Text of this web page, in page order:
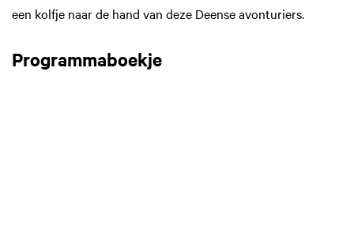
een kolfje naar de hand van deze Deense avonturiers.
Programmaboekje